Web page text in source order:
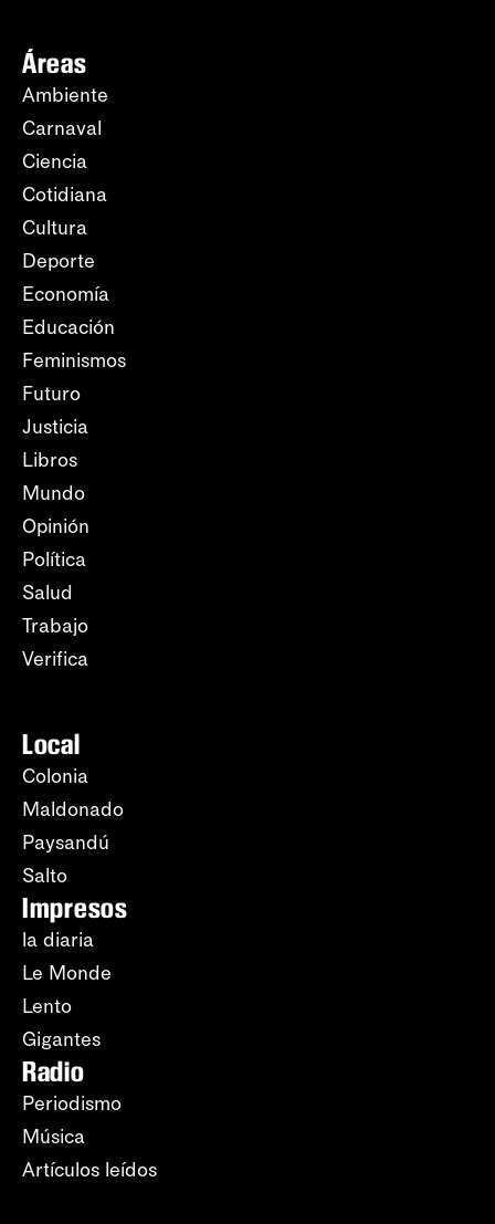
Áreas
Ambiente
Carnaval
Ciencia
Cotidiana
Cultura
Deporte
Economía
Educación
Feminismos
Futuro
Justicia
Libros
Mundo
Opinión
Política
Salud
Trabajo
Verifica
Local
Colonia
Maldonado
Paysandú
Salto
Impresos
la diaria
Le Monde
Lento
Gigantes
Radio
Periodismo
Música
Artículos leídos